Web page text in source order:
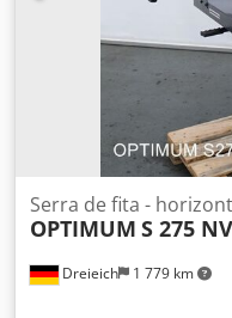
Dreieich 1 779 km
Serra de fita -
OPTIMUM S 275 NV